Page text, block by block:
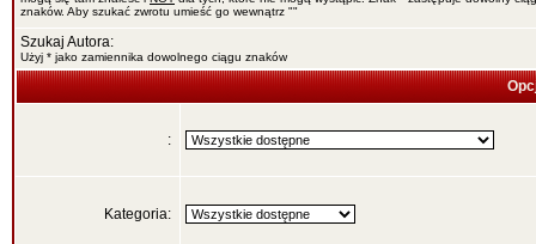
znaków. Aby szukać zwrotu umieść go wewnątrz ""
Szukaj Autora:
Użyj * jako zamiennika dowolnego ciągu znaków
:
Kategoria: